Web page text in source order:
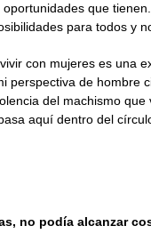
que
para todos y
con mujeres es una
perspectiva de
del machismo
aquí dentro del
no podía alcanzar